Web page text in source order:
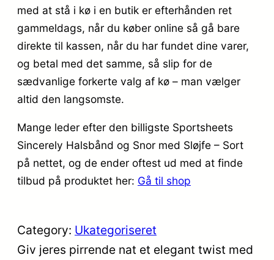
med at stå i kø i en butik er efterhånden ret
gammeldags, når du køber online så gå bare
direkte til kassen, når du har fundet dine varer,
og betal med det samme, så slip for de
sædvanlige forkerte valg af kø – man vælger
altid den langsomste.
Mange leder efter den billigste Sportsheets
Sincerely Halsbånd og Snor med Sløjfe – Sort
på nettet, og de ender oftest ud med at finde
tilbud på produktet her: Gå til shop
Category: Ukategoriseret
Giv jeres pirrende nat et elegant twist med